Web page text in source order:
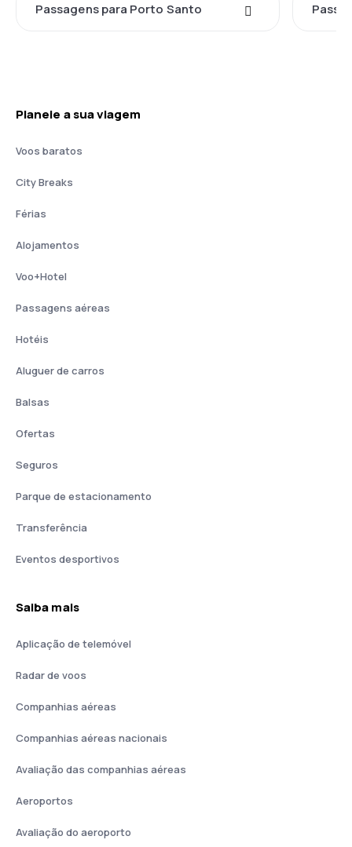
Passagens para Porto Santo
Planeie a sua viagem
Voos baratos
City Breaks
Férias
Alojamentos
Voo+Hotel
Passagens aéreas
Hotéis
Aluguer de carros
Balsas
Ofertas
Seguros
Parque de estacionamento
Transferência
Eventos desportivos
Saiba mais
Aplicação de telemóvel
Radar de voos
Companhias aéreas
Companhias aéreas nacionais
Avaliação das companhias aéreas
Aeroportos
Avaliação do aeroporto